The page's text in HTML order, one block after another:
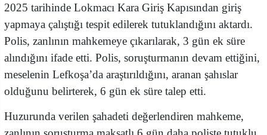
2025 tarihinde Lokmacı Kara Giriş Kapısından giriş
yapmaya çalıştığı tespit edilerek tutuklandığını aktardı.
Polis, zanlının mahkemeye çıkarılarak, 3 gün ek süre
alındığını ifade etti. Polis, soruşturmanın devam ettiğini,
meselenin Lefkoşa’da araştırıldığını, aranan şahıslar
olduğunu belirterek, 6 gün ek süre talep etti.
Huzurunda verilen şahadeti değerlendiren mahkeme,